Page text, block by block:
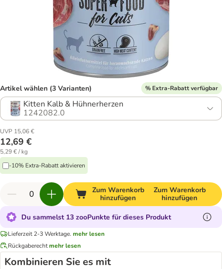
Artikel wählen (3 Varianten) % Extra-Rabatt verfügbar
Kitten Kalb & Hühnerherzen
1242082.0
UVP 15,06 €
12,69 €
5,29 € / kg
-10% Extra-Rabatt aktivieren
Zum Warenkorb
hinzufügen
Zum Warenkorb
hinzufügen
Du sammelst 13 zooPunkte für dieses Produkt
Lieferzeit 2-3 Werktage. mehr lesen
Rückgaberechtmehr lesen
Kombinieren Sie es mit